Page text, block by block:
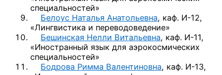
специальностей»
Белоус Наталья Анатольевна, каф. И-12,
«Лингвистика и переводоведение»
Бешинская Нелли Витальевна, каф. И-11,
«Иностранный язык для аэрокосмических
специальностей»
Бодрова Римма Валентиновна, каф. И-13,